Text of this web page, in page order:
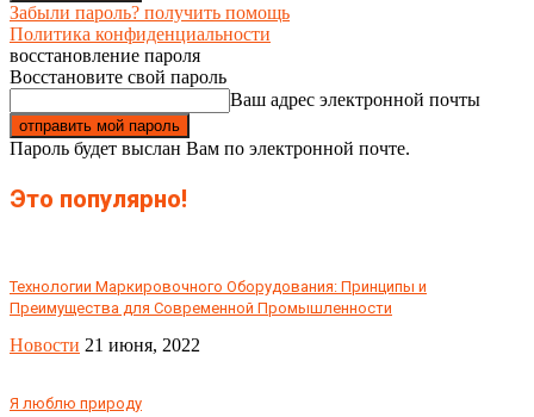
Забыли пароль? получить помощь
Политика конфиденциальности
восстановление пароля
Восстановите свой пароль
Ваш адрес электронной почты
Пароль будет выслан Вам по электронной почте.
Это популярно!
Технологии Маркировочного Оборудования: Принципы и
Преимущества для Современной Промышленности
Новости 21 июня, 2022
Я люблю природу